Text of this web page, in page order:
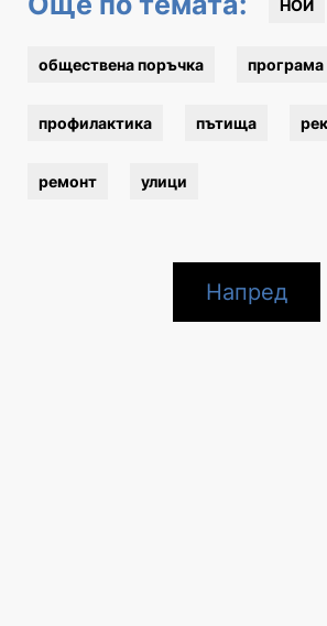
НОИ
обществена поръчка програма
профилактика пътища
ремонт улици
Напред